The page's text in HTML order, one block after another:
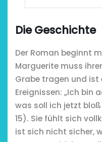
Hofcafés
Niederrhein
Die Geschichte
Der Roman beginnt
Marguerite muss
Grabe tragen und
Ereignissen: „Ich bin
was soll ich jetzt
15). Sie fühlt sich
ist sich nicht sicher,